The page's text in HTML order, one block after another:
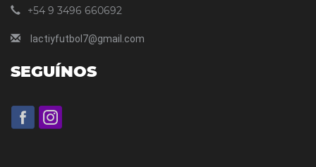
+54 9 3496 660692
lactiyfutbol7@gmail.com
SEGUÍNOS